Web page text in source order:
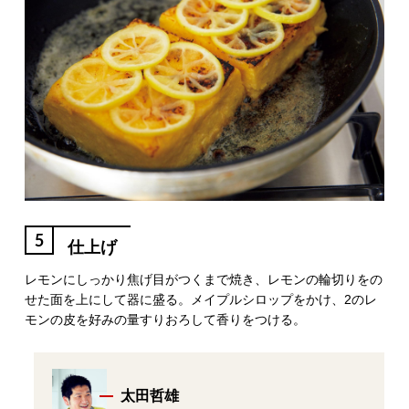
5 仕上げ
レモンにしっかり焦げ目がつくまで焼き、レモンの輪切りをの
せた面を上にして器に盛る。メイプルシロップをかけ、2のレ
モンの皮を好みの量すりおろして香りをつける。
太田哲雄